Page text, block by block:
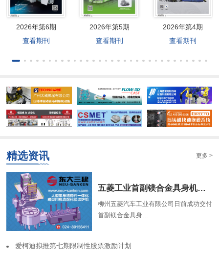
2026年第6期
查看期刊
2026年第5期
查看期刊
2026年第4期
查看期刊
精选资讯 更多 >
​五菱工业首副镁合金具身机器人骨架成功交付
柳州五菱汽车工业有限公司日前成功交付
首副镁合金具身...
​爱柯迪拟推第七期限制性股票激励计划